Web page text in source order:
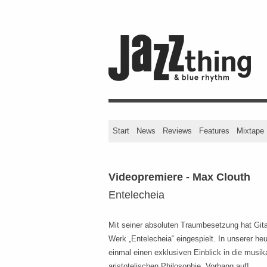
Start News Reviews Features Mixtape
Videopremiere - Max Clouth
Entelecheia
Mit seiner absoluten Traumbesetzung hat
Werk „Entelecheia“ eingespielt. In unserer
einmal einen exklusiven Einblick in die